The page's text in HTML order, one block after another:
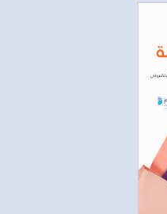
والبحث العلمي